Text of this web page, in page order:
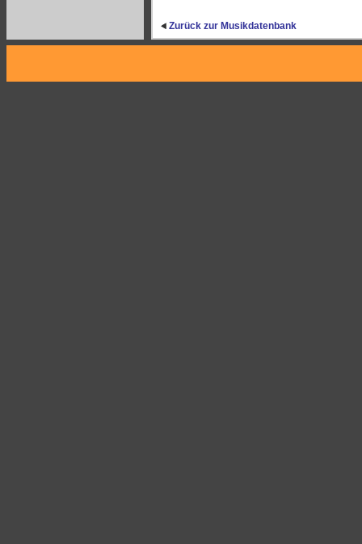
Zurück zur Musikdatenbank